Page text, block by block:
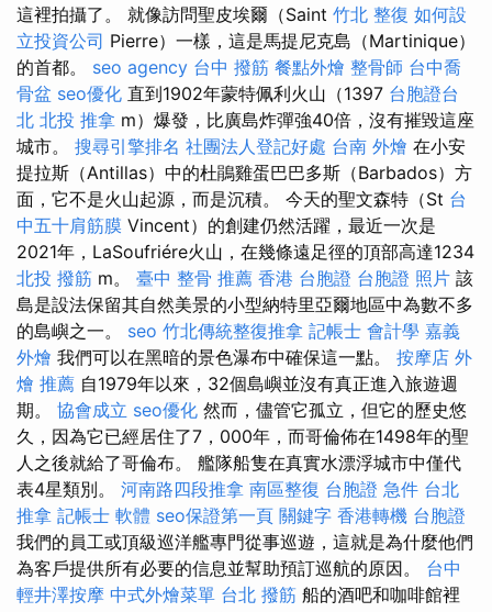
這裡拍攝了。 就像訪問聖皮埃爾（Saint 竹北 整復 如何設
立投資公司 Pierre）一樣，這是馬提尼克島（Martinique）
的首都。 seo agency 台中 撥筋 餐點外燴 整骨師 台中喬
骨盆 seo優化 直到1902年蒙特佩利火山（1397 台胞證台
北 北投 推拿 m）爆發，比廣島炸彈強40倍，沒有摧毀這座
城市。 搜尋引擎排名 社團法人登記好處 台南 外燴 在小安
提拉斯（Antillas）中的杜鵑雞蛋巴巴多斯（Barbados）方
面，它不是火山起源，而是沉積。 今天的聖文森特（St 台
中五十肩筋膜 Vincent）的創建仍然活躍，最近一次是
2021年，LaSoufriére火山，在幾條遠足徑的頂部高達1234
北投 撥筋 m。 臺中 整骨 推薦 香港 台胞證 台胞證 照片 該
島是設法保留其自然美景的小型納特里亞爾地區中為數不多
的島嶼之一。 seo 竹北傳統整復推拿 記帳士 會計學 嘉義
外燴 我們可以在黑暗的景色瀑布中確保這一點。 按摩店 外
燴 推薦 自1979年以來，32個島嶼並沒有真正進入旅遊週
期。 協會成立 seo優化 然而，儘管它孤立，但它的歷史悠
久，因為它已經居住了7，000年，而哥倫佈在1498年的聖
人之後就給了哥倫布。 艦隊船隻在真實水漂浮城市中僅代
表4星類別。 河南路四段推拿 南區整復 台胞證 急件 台北
推拿 記帳士 軟體 seo保證第一頁 關鍵字 香港轉機 台胞證
我們的員工或頂級巡洋艦專門從事巡遊，這就是為什麼他們
為客戶提供所有必要的信息並幫助預訂巡航的原因。 台中
輕井澤按摩 中式外燴菜單 台北 撥筋 船的酒吧和咖啡館裡